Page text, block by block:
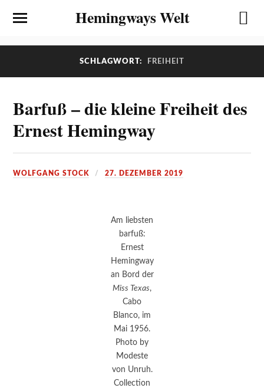
Hemingways Welt
SCHLAGWORT: FREIHEIT
Barfuß – die kleine Freiheit des
Ernest Hemingway
WOLFGANG STOCK 27. DEZEMBER 2019
Am liebsten
barfuß:
Ernest
Hemingway
an Bord der
Miss Texas,
Cabo
Blanco, im
Mai 1956.
Photo by
Modeste
von Unruh.
Collection